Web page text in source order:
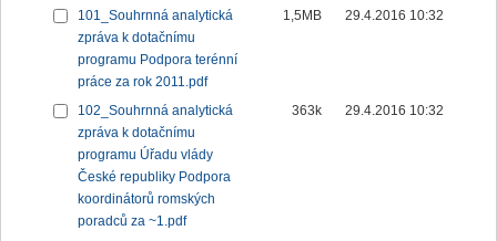
101_Souhrnná analytická
zpráva k dotačnímu
programu Podpora terénní
práce za rok 2011.pdf
1,5MB 29.4.2016 10:32
102_Souhrnná analytická
zpráva k dotačnímu
programu Úřadu vlády
České republiky Podpora
koordinátorů romských
poradců za ~1.pdf
363k 29.4.2016 10:32